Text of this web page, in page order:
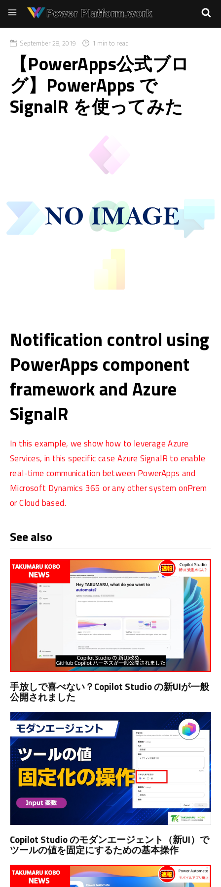
September 28, 2019 1 min to read
【PowerApps公式ブロ
グ】PowerApps で
SignalR を使ってみた
Notification control using
PowerApps component
framework and Azure
SignalR
In this example, we show how to leverage Azure
Services, in this specific case Azure SignalR to enable
real-time communication between PowerApps and
Microsoft Dynamics 365 or any other system onPrem
or Cloud based.
See also
手放しで喜べない？Copilot Studio の新UIが一般
公開されました
Copilot Studio のモダンエージェント（新UI）で
ツールの値を固定にするための基本操作